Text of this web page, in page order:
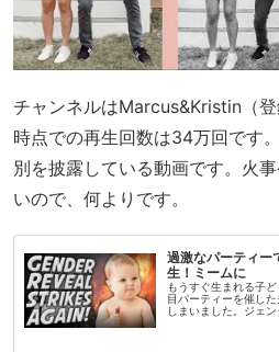
チャンネルはMarcus&Kristin（
時点での再生回数は34万回です
別を披露している動画です。火
いので、何よりです。
過激なパーティー
生！ミームに
もうすぐ生まれる子
目パーティーを催し
しまいました。ジェ